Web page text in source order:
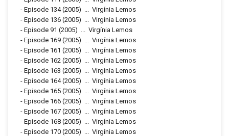
- Episode 134(2005)
Virgínia Lemos
- Episode 136 (2005)
Virgínia Lemos
- Episode 91 (2005)
Virgínia Lemos
- Episode 169 (2005)
Virgínia Lemos
- Episode 161 (2005)
Virgínia Lemos
- Episode 162 (2005)
Virgínia Lemos
- Episode 163 (2005)
Virgínia Lemos
- Episode 164(2005)
Virgínia Lemos
- Episode 165 (2005)
Virgínia Lemos
- Episode 166 (2005)
Virgínia Lemos
- Episode 167 (2005)
Virgínia Lemos
- Episode 168 (2005)
Virgínia Lemos
- Episode 170 (2005)
Virgínia Lemos